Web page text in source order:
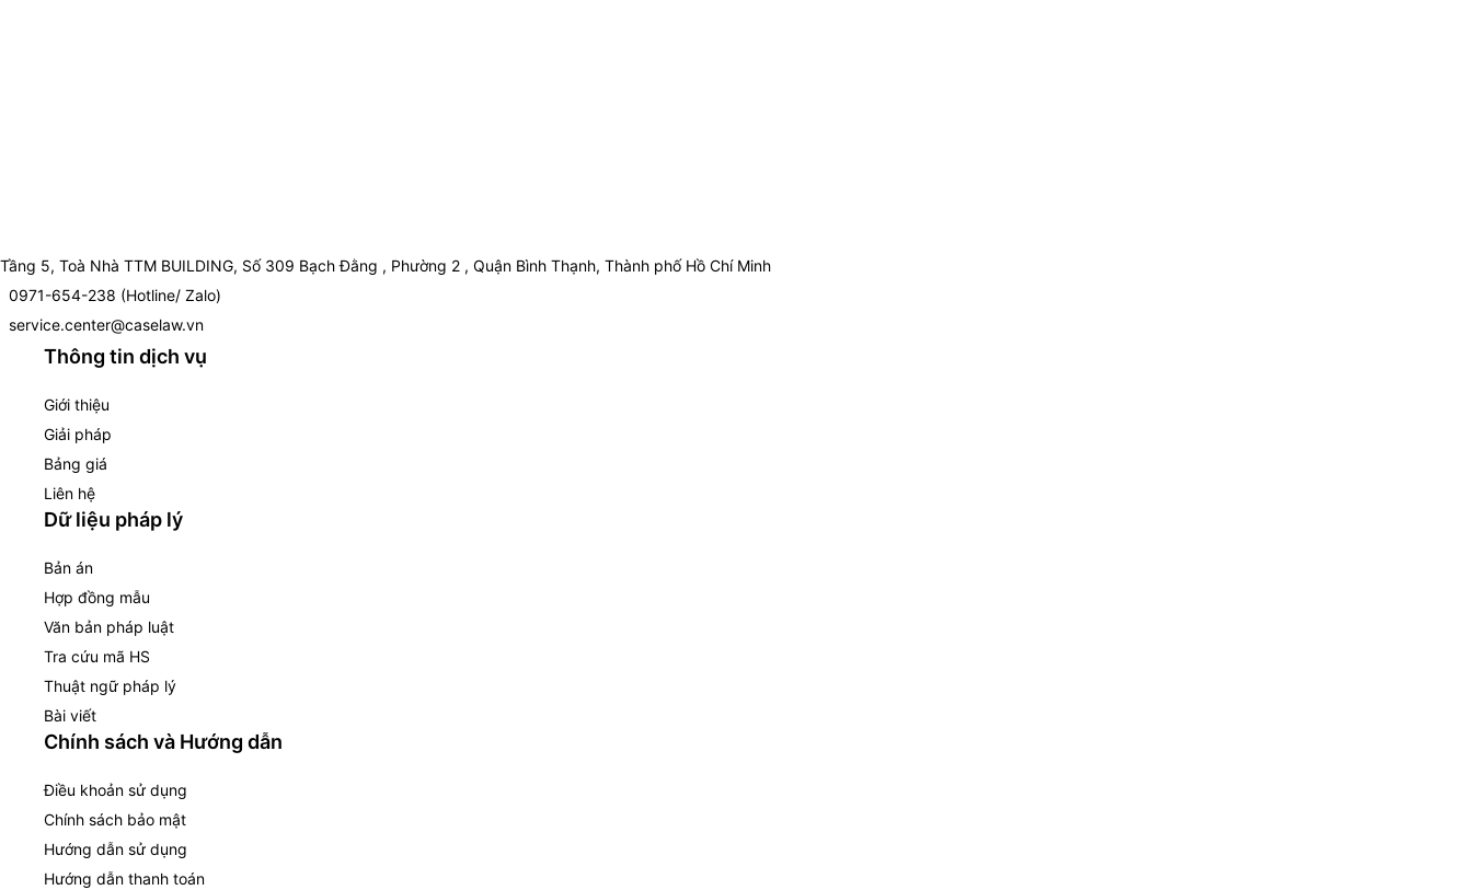
Tầng 5, Toà Nhà TTM BUILDING, Số 309 Bạch Đằng , Phường 2 , Quận Bình Thạnh, Thành phố Hồ Chí Minh
0971-654-238 (Hotline/ Zalo)
service.center@caselaw.vn
Thông tin dịch vụ
Giới thiệu
Giải pháp
Bảng giá
Liên hệ
Dữ liệu pháp lý
Bản án
Hợp đồng mẫu
Văn bản pháp luật
Tra cứu mã HS
Thuật ngữ pháp lý
Bài viết
Chính sách và Hướng dẫn
Điều khoản sử dụng
Chính sách bảo mật
Hướng dẫn sử dụng
Hướng dẫn thanh toán